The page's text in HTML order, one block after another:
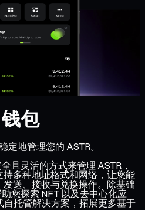
包
定地管理您的 ASTR。
且灵活的方式来管理 ASTR，
多种地址格式和网络，让您能
送、接收与兑换操作。除基础
您探索 NFT 以及去中心化应
托管解决方案，拓展更多基于